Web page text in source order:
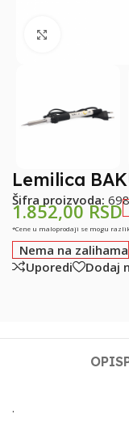
Lemilica
Šifra proizvoda:
1.852,00RSD
*Cene u maloprodaji se mogu
Nema na zalihama
Uporedi
Dodaj
OPIS
.